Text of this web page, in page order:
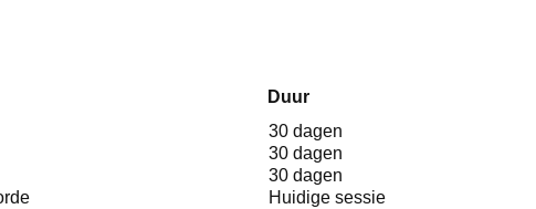
Duur
30 dagen
30 dagen
30 dagen
Huidige sessie